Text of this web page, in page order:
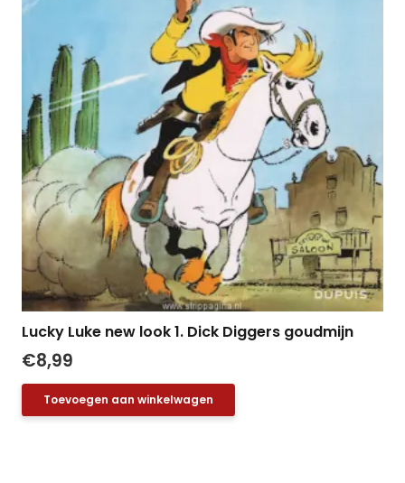
Lucky Luke new look 1. Dick Diggers goudmijn
€8,99
Toevoegen aan winkelwagen